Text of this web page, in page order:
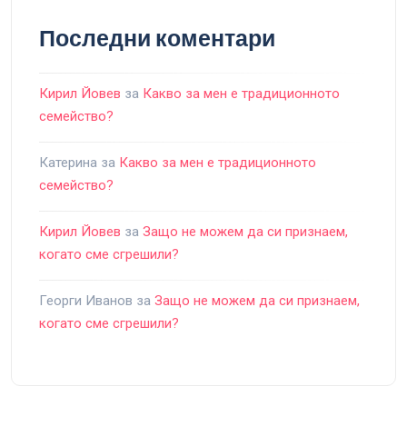
Последни коментари
Кирил Йовев за Какво за мен е традиционното
семейство?
Катерина за Какво за мен е традиционното
семейство?
Кирил Йовев за Защо не можем да си признаем,
когато сме сгрешили?
Георги Иванов за Защо не можем да си признаем,
когато сме сгрешили?